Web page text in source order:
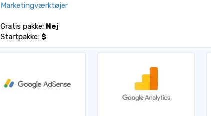
Marketingværktøjer
Gratis pakke: Nej
Startpakke: $